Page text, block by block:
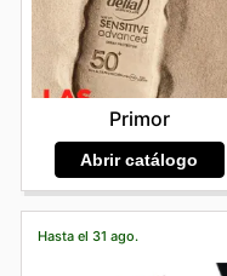
Primor
Abrir catálogo
Hasta el 31 ago.